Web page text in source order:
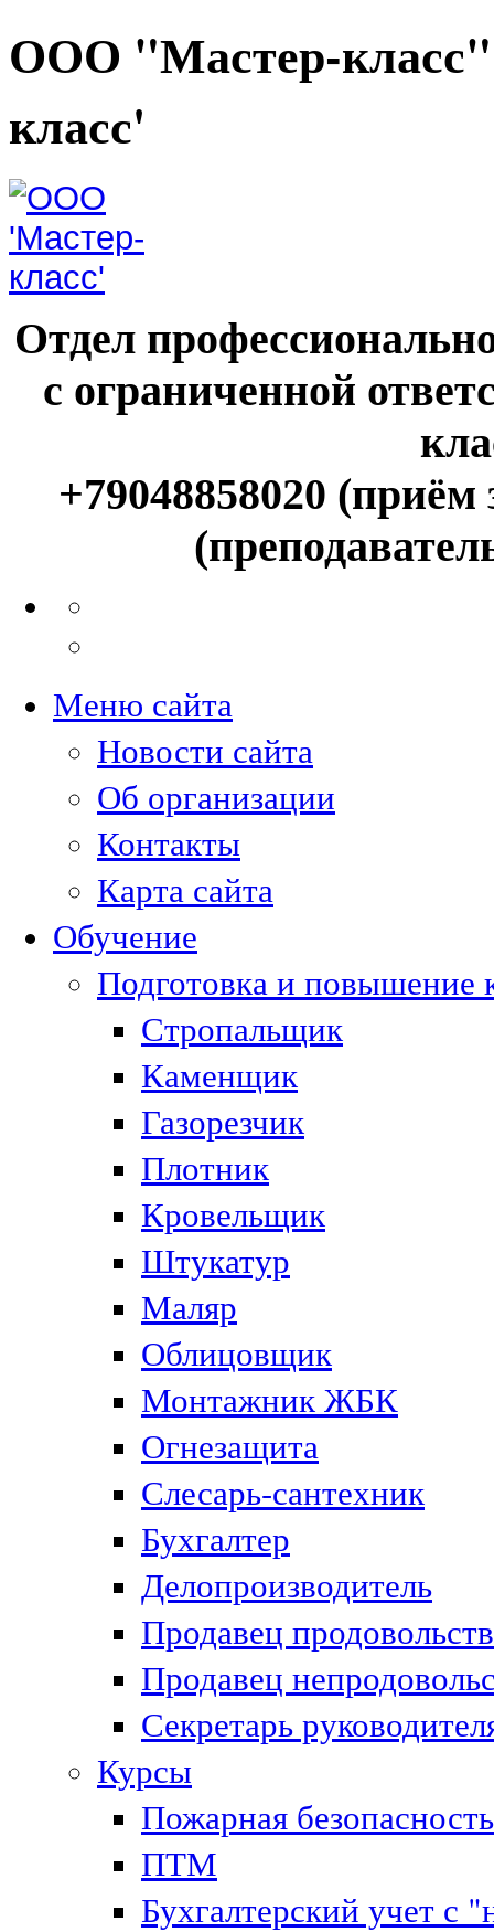
ООО "Мастер-
класс'
Отдел
с ограниченной
+79048858020 (приём
Меню сайта
Новости сайта
Об организации
Контакты
Карта сайта
Обучение
Подготовка и повышение
Стропальщик
Каменщик
Газорезчик
Плотник
Кровельщик
Штукатур
Маляр
Облицовщик
Монтажник ЖБК
Огнезащита
Слесарь-сантехник
Бухгалтер
Делопроизводитель
Продавец
Продавец
Секретарь
Курсы
Пожарная безопасность
ПТМ
Бухгалтерский учет с